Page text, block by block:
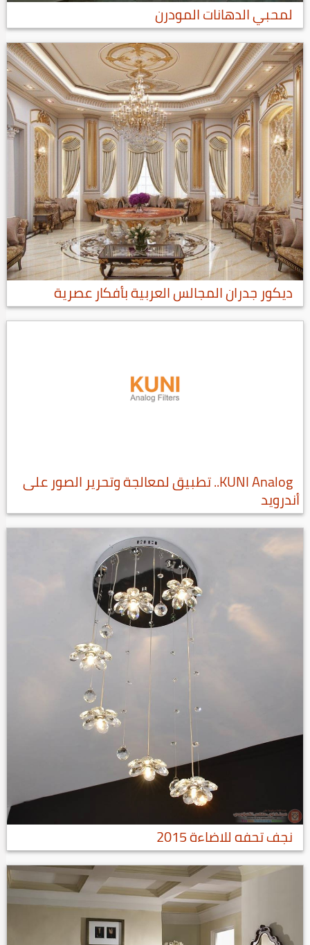
لمحبي الدهانات المودرن
ديكور جدران المجالس العربية بأفكار عصرية
KUNI Analog.. تطبيق لمعالجة وتحرير الصور على
أندرويد
نجف تحفه للاضاءة 2015